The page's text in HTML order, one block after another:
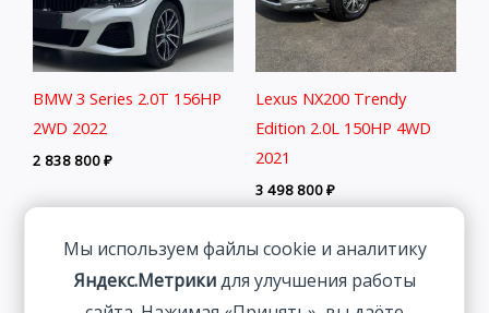
BMW 3 Series 2.0T 156HP
2WD 2022
2 838 800₽
Lexus NX200 Trendy
Edition 2.0L 150HP 4WD
2021
3 498 800₽
Мы используем файлы cookie и аналитику
Яндекс.Метрикидля улучшения работы